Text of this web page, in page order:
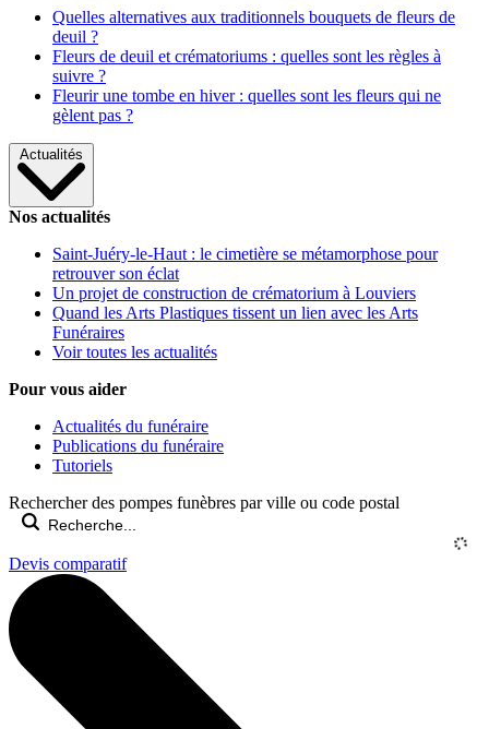
Quelles alternatives aux traditionnels bouquets de fleurs de
deuil ?
Fleurs de deuil et crématoriums : quelles sont les règles à
suivre ?
Fleurir une tombe en hiver : quelles sont les fleurs qui ne
gèlent pas ?
Actualités
Nos actualités
Saint-Juéry-le-Haut : le cimetière se métamorphose pour
retrouver son éclat
Un projet de construction de crématorium à Louviers
Quand les Arts Plastiques tissent un lien avec les Arts
Funéraires
Voir toutes les actualités
Pour vous aider
Actualités du funéraire
Publications du funéraire
Tutoriels
Rechercher des pompes funèbres par ville ou code postal
Devis comparatif